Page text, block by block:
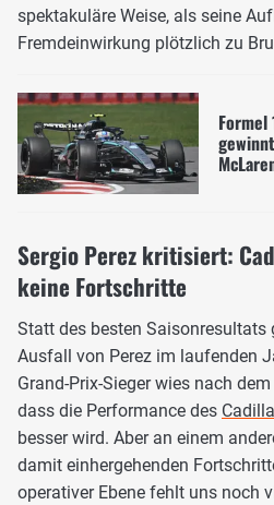
spektakuläre Weise, als seine
Fremdeinwirkung plötzlich zu
Formel
Sergio Perez kritisiert:
keine Fortschritte
Statt des besten Saisonresultats
Ausfall von Perez im laufenden
Grand-Prix-Sieger wies nach
dass die Performance des
besser wird. Aber an einem
damit einhergehenden
operativer Ebene fehlt uns noch